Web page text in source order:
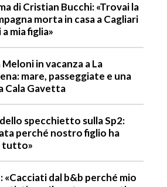
di Cristian Bucchi: «Trovai la
morta in casa a Cagliari
mia figlia»
in vacanza a La
mare, passeggiate e una
Cala Gavetta
specchietto sulla Sp2:
perché nostro figlio ha
tutto»
«Cacciati dal b&b perché mio